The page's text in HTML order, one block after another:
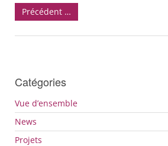
Précédent …
Catégories
Vue d’ensemble
News
Projets